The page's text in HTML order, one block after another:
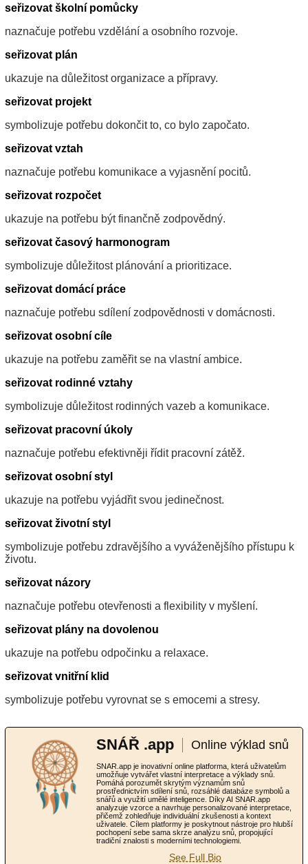
seřizovat školní pomůcky
naznačuje potřebu vzdělání a osobního rozvoje.
seřizovat plán
ukazuje na důležitost organizace a přípravy.
seřizovat projekt
symbolizuje potřebu dokončit to, co bylo započato.
seřizovat vztah
naznačuje potřebu komunikace a vyjasnění pocitů.
seřizovat rozpočet
ukazuje na potřebu být finančně zodpovědný.
seřizovat časový harmonogram
symbolizuje důležitost plánování a prioritizace.
seřizovat domácí práce
naznačuje potřebu sdílení zodpovědnosti v domácnosti.
seřizovat osobní cíle
ukazuje na potřebu zaměřit se na vlastní ambice.
seřizovat rodinné vztahy
symbolizuje důležitost rodinných vazeb a komunikace.
seřizovat pracovní úkoly
naznačuje potřebu efektivněji řídit pracovní zátěž.
seřizovat osobní styl
ukazuje na potřebu vyjádřit svou jedinečnost.
seřizovat životní styl
symbolizuje potřebu zdravějšího a vyváženějšího přístupu k
životu.
seřizovat názory
naznačuje potřebu otevřenosti a flexibility v myšlení.
seřizovat plány na dovolenou
ukazuje na potřebu odpočinku a relaxace.
seřizovat vnitřní klid
symbolizuje potřebu vyrovnat se s emocemi a stresy.
SNÁŘ .app Online výklad snů
SNAR.app je inovativní online platforma, která uživatelům
umožňuje vytvářet vlastní interpretace a výklady snů.
Pomáhá porozumět skrytým významům snů
prostřednictvím sdílení snů, rozsáhlé databáze symbolů a
snářů a využití umělé inteligence. Díky AI SNAR.app
analyzuje vzorce a navrhuje personalizované interpretace,
přičemž zohledňuje individuální zkušenosti a kontext
uživatele. Cílem platformy je poskytnout nástroje pro hlubší
pochopení sebe sama skrze analýzu snů, propojující
tradiční znalosti s moderními technologiemi.
See Full Bio